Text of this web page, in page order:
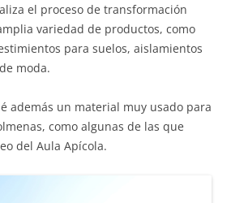
el proceso de transformación
variedad de productos, como
para suelos, aislamientos
moda.
además un material muy usado para
como algunas de las que
del Aula Apícola.